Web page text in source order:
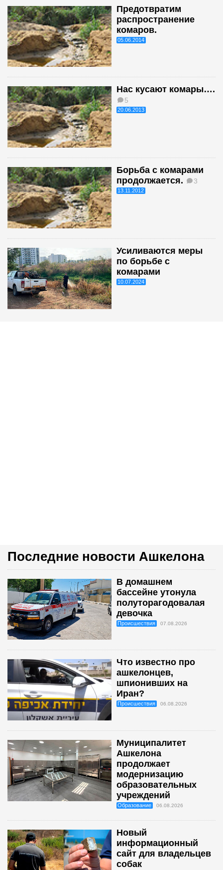
Предотвратим
распространение
комаров.
05.06.2014
Нас кусают комары….
5
20.06.2013
Борьба с комарами
продолжается.
3
13.11.2012
Усиливаются меры
по борьбе с
комарами
10.07.2024
Последние новости Ашкелона
В домашнем
бассейне утонула
полуторагодовалая
девочка
Происшествия 07.08.2026
Что известно про
ашкелонцев,
шпионивших на
Иран?
Происшествия 06.08.2026
Муниципалитет
Ашкелона
продолжает
модернизацию
образовательных
учреждений
Образование 06.08.2026
Новый
информационный
сайт для владельцев
собак